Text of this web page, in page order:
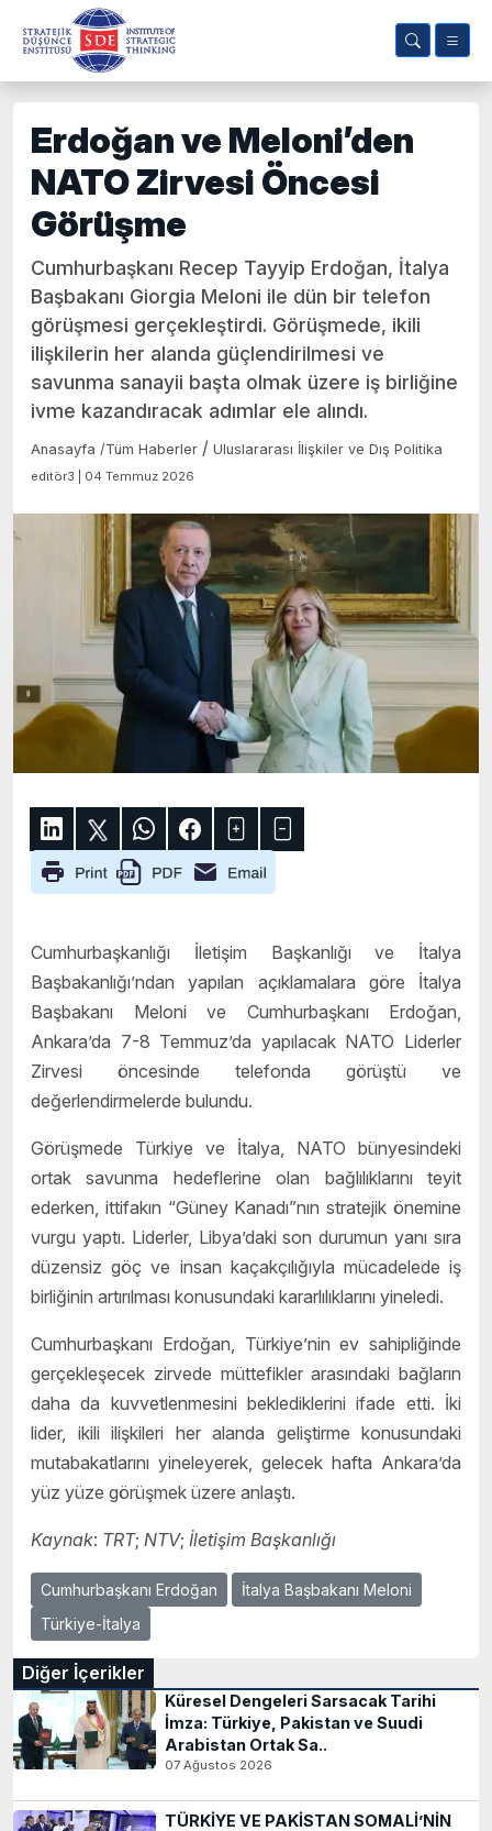
Erdoğan ve Meloni’den
NATO Zirvesi Öncesi
Görüşme
Cumhurbaşkanı Recep Tayyip Erdoğan, İtalya
Başbakanı Giorgia Meloni ile dün bir telefon
görüşmesi gerçekleştirdi. Görüşmede, ikili
ilişkilerin her alanda güçlendirilmesi ve
savunma sanayii başta olmak üzere iş birliğine
ivme kazandıracak adımlar ele alındı.
Anasayfa /Tüm Haberler / Uluslararası İlişkiler ve Dış Politika
editör3 | 04 Temmuz 2026
Cumhurbaşkanlığı İletişim Başkanlığı ve İtalya
Başbakanlığı’ndan yapılan açıklamalara göre İtalya
Başbakanı Meloni ve Cumhurbaşkanı Erdoğan,
Ankara’da 7-8 Temmuz’da yapılacak NATO Liderler
Zirvesi öncesinde telefonda görüştü ve
değerlendirmelerde bulundu.
Görüşmede Türkiye ve İtalya, NATO bünyesindeki
ortak savunma hedeflerine olan bağlılıklarını teyit
ederken, ittifakın “Güney Kanadı”nın stratejik önemine
vurgu yaptı. Liderler, Libya’daki son durumun yanı sıra
düzensiz göç ve insan kaçakçılığıyla mücadelede iş
birliğinin artırılması konusundaki kararlılıklarını yineledi.
Cumhurbaşkanı Erdoğan, Türkiye’nin ev sahipliğinde
gerçekleşecek zirvede müttefikler arasındaki bağların
daha da kuvvetlenmesini beklediklerini ifade etti. İki
lider, ikili ilişkileri her alanda geliştirme konusundaki
mutabakatlarını yineleyerek, gelecek hafta Ankara’da
yüz yüze görüşmek üzere anlaştı.
Kaynak: TRT; NTV; İletişim Başkanlığı
Cumhurbaşkanı Erdoğan
İtalya Başbakanı Meloni
Türkiye-İtalya
Diğer İçerikler
Küresel Dengeleri Sarsacak Tarihi
İmza: Türkiye, Pakistan ve Suudi
Arabistan Ortak Sa..
07 Ağustos 2026
TÜRKİYE VE PAKİSTAN SOMALİ’NİN